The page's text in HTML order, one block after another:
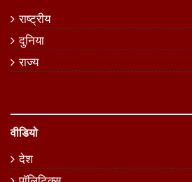
राष्ट्रीय
दुनिया
राज्य
वीडियो
देश